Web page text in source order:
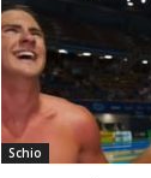
Schio